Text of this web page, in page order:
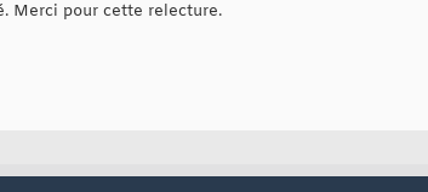
Merci pour cette relecture.